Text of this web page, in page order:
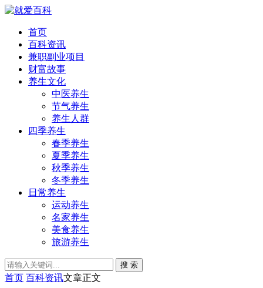
首页
百科资讯
兼职副业项目
财富故事
养生文化
中医养生
节气养生
养生人群
四季养生
春季养生
夏季养生
秋季养生
冬季养生
日常养生
运动养生
名家养生
美食养生
旅游养生
搜 索
首页 百科资讯文章正文